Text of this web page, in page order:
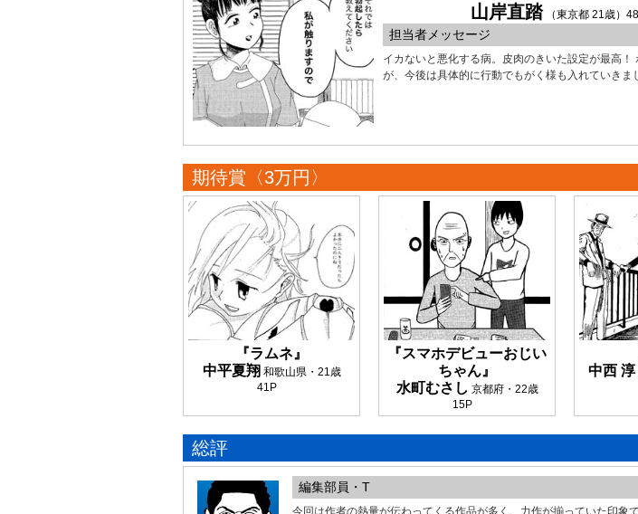
山岸直踏 （東京都 21歳）
担当者メッセージ
イカないと悪化する病。皮肉のきいた設定が最高！
が、今後は具体的に行動でもがく様も入れていきま
期待賞〈3万円〉
『ラムネ』
中平夏翔 和歌山県・21歳
41P
『スマホデビューおじい
ちゃん』
水町むさし 京都府・22歳
15P
中西 淳
総評
編集部員・T